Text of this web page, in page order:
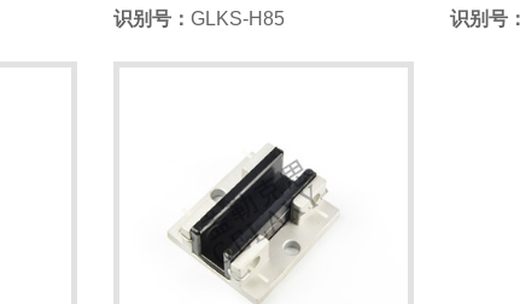
识别号： GLKS-H85
识别号：